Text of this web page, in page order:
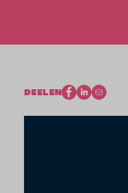
DEELEN